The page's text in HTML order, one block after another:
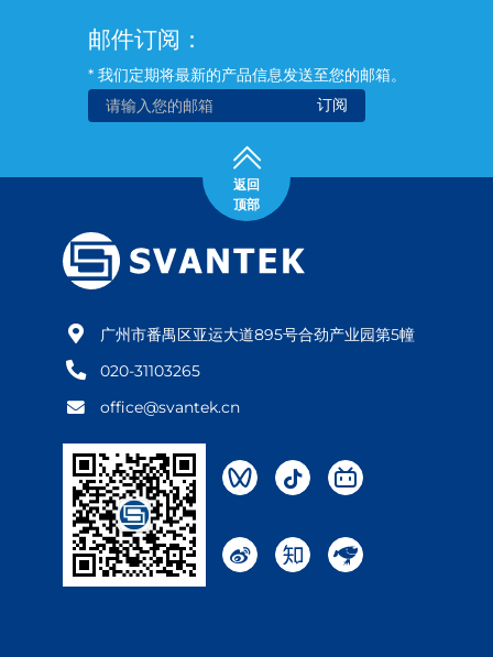
邮件订阅：
* 我们定期将最新的产品信息发送至您的邮箱。
返回
顶部
广州市番禺区亚运大道895号合劲产业园第5幢
020-31103265
office@svantek.cn